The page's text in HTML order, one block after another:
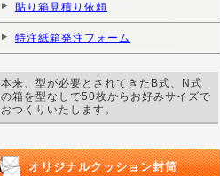
貼り箱見積り依頼
特注紙箱発注フォーム
本来、型が必要とされてきたB式、N式
の箱を型なしで50枚からお好みサイズで
おつくりいたします。
オリジナルクッション封筒